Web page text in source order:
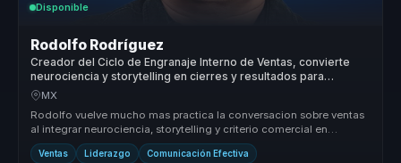
Disponible
Rodolfo Rodríguez
Creador del Ciclo de Engranaje Interno de Ventas, convierte
neurociencia y storytelling en cierres y resultados para
equipos de venta.
MX
Rodolfo vuelve mucho mas practica la conversacion sobre ventas
al integrar neurociencia, storytelling y criterio comercial en
herramienta...
Ventas Liderazgo Comunicación Efectiva